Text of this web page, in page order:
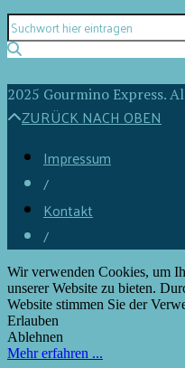
2025 Gourmino Express.
ZURÜCK NACH OBEN
Impressum
/
Kontakt
/
Wir verwenden Cookies, um
unserer Website zu bieten.
Website stimmen Sie der
Erlauben
Ablehnen
Mehr erfahren ...